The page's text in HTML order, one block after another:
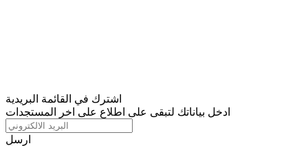
اشترك في القائمة البريدية
ادخل بياناتك لتبقى على اطلاع على اخر المستجدات
ارسل